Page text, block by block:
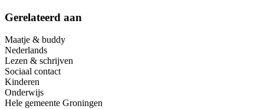
Gerelateerd aan
Maatje & buddy
Nederlands
Lezen & schrijven
Sociaal contact
Kinderen
Onderwijs
Hele gemeente Groningen